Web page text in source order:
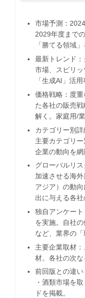
市場予測：
2029年度まで
「勝てる領域」
最新トレンド
市場、スピリ
「生成AI」活
価格戦略：度
た各社の販売
解く。家庭用/
カテゴリー別
主要カテゴリ
企業の動向を網
グローバルリ
加速させる海外
アジア）の動
出に与える各社
独自アンケー
を実施。自社
など、業界の「
主要企業取材
材。各社の次な
前回版との違い
・酒類市場を
ドを掲載。